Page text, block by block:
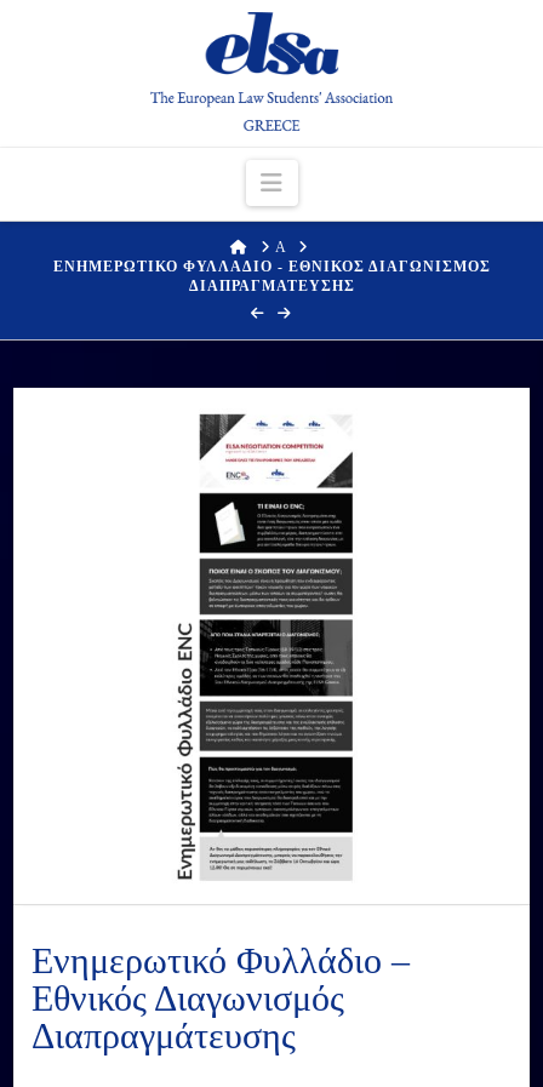
Navigation
HOME
Α
ΕΝΗΜΕΡΩΤΙΚΟ ΦΥΛΛΑΔΙΟ - ΕΘΝΙΚΟΣ ΔΙΑΓΩΝΙΣΜΟΣ
ΔΙΑΠΡΑΓΜΑΤΕΥΣΗΣ
Ενημερωτικό Φυλλάδιο –
Εθνικός Διαγωνισμός
Διαπραγμάτευσης